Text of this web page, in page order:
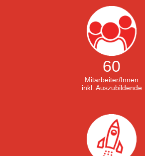
60
Mitarbeiter/Innen
inkl. Auszubildende